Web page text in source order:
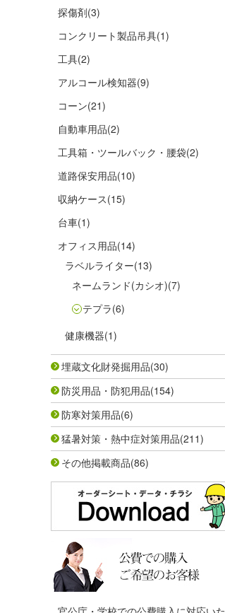
探傷剤(3)
コンクリート製品吊具(1)
工具(2)
アルコール検知器(9)
コーン(21)
自動車用品(2)
工具箱・ツールバック・腰袋(2)
道路保安用品(10)
収納ケース(15)
台車(1)
オフィス用品(14)
ラベルライター(13)
ネームランド(カシオ)(7)
テプラ(6)
健康機器(1)
埋蔵文化財発掘用品(30)
防災用品・防犯用品(154)
防寒対策用品(6)
猛暑対策・熱中症対策用品(211)
その他掲載商品(86)